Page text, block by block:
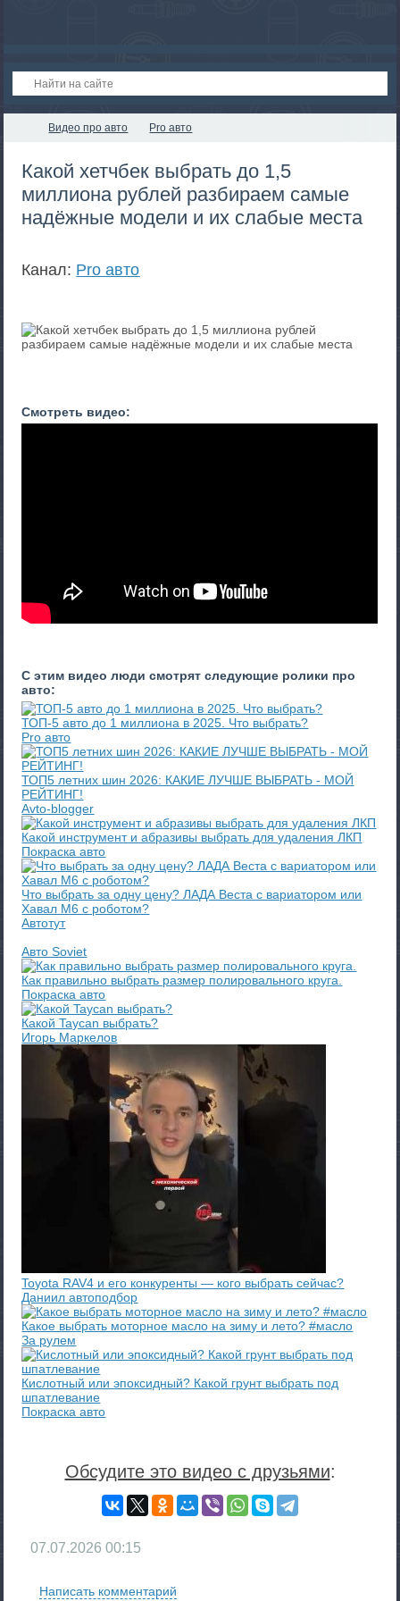
Видео про авто Pro авто
Какой хетчбек выбрать до 1,5
миллиона рублей разбираем самые
надёжные модели и их слабые места
Канал: Pro авто
Смотреть видео:
С этим видео люди смотрят следующие ролики про
авто:
ТОП-5 авто до 1 миллиона в 2025. Что выбрать?
Pro авто
ТОП5 летних шин 2026: КАКИЕ ЛУЧШЕ ВЫБРАТЬ - МОЙ
РЕЙТИНГ!
Avto-blogger
Какой инструмент и абразивы выбрать для удаления ЛКП
Покраска авто
Что выбрать за одну цену? ЛАДА Веста с вариатором или
Хавал М6 с роботом?
Автотут
Авто Soviet
Как правильно выбрать размер полировального круга.
Покраска авто
Какой Taycan выбрать?
Игорь Маркелов
Toyota RAV4 и его конкуренты — кого выбрать сейчас?
Даниил автоподбор
Какое выбрать моторное масло на зиму и лето? #масло
За рулем
Кислотный или эпоксидный? Какой грунт выбрать под
шпатлевание
Покраска авто
Обсудите это видео с друзьями:
07.07.2026 00:15
Написать комментарий